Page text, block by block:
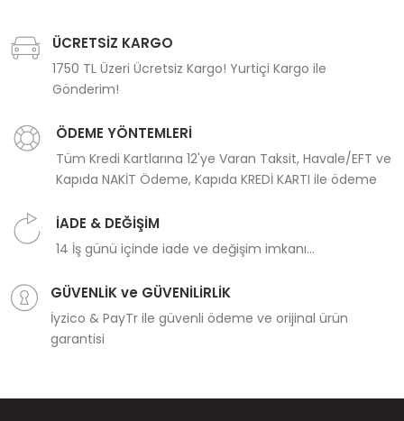
ÜCRETSİZ KARGO
1750 TL Üzeri Ücretsiz Kargo! Yurtiçi Kargo ile
Gönderim!
ÖDEME YÖNTEMLERİ
Tüm Kredi Kartlarına 12'ye Varan Taksit, Havale/EFT ve
Kapıda NAKİT Ödeme, Kapıda KREDİ KARTI ile ödeme
İADE & DEĞİŞİM
14 İş günü içinde iade ve değişim imkanı...
GÜVENLİK ve GÜVENİLİRLİK
İyzico & PayTr ile güvenli ödeme ve orijinal ürün
garantisi